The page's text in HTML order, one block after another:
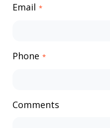
Email *
Phone *
Comments